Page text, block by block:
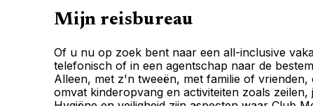
Mijn reisbureau
Of u nu op zoek bent naar een all-inclusive
telefonisch of in een agentschap naar de
Alleen, met z'n tweeën, met familie of
omvat kinderopvang en activiteiten zoals